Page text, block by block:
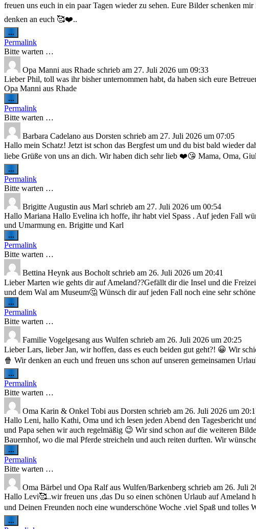
freuen uns euch in ein paar Tagen wieder zu sehen. Eure Bilder schenken
denken an euch 🥰❤️..
...
Metabox
ein-/ausblenden.
Permalink
Bitte warten …
Opa Manni aus Rhade schrieb am 27. Juli 2026 um 09:33
Lieber Phil, toll was ihr bisher unternommen habt, da haben sich eure
Opa Manni aus Rhade
...
Metabox
ein-/ausblenden.
Permalink
Bitte warten …
Barbara Cadelano aus Dorsten schrieb am 27. Juli 2026 um 07:05
Hallo mein Schatz! Jetzt ist schon das Bergfest um und du bist bald wieder
liebe Grüße von uns an dich. Wir haben dich sehr lieb ❤️😘 Mama, Oma,
...
Metabox
ein-/ausblenden.
Permalink
Bitte warten …
Brigitte Augustin aus Marl schrieb am 27. Juli 2026 um 00:54
Hallo Mariana Hallo Evelina ich hoffe, ihr habt viel Spass . Auf jeden Fall
und Umarmung en. Brigitte und Karl
...
Metabox
ein-/ausblenden.
Permalink
Bitte warten …
Bettina Heynk aus Bocholt schrieb am 26. Juli 2026 um 20:41
Lieber Marten wie gehts dir auf Ameland??Gefällt dir die Insel und die
und dem Wal am Museum🤔 Wünsch dir auf jeden Fall noch eine sehr
...
Metabox
ein-/ausblenden.
Permalink
Bitte warten …
Familie Vogelgesang aus Wulfen schrieb am 26. Juli 2026 um 20:25
Lieber Lars, lieber Jan, wir hoffen, dass es euch beiden gut geht?! 😀 Wir
🍿 Wir denken an euch und freuen uns schon auf unseren gemeinsamen
...
Metabox
ein-/ausblenden.
Permalink
Bitte warten …
Oma Karin & Onkel Tobi aus Dorsten schrieb am 26. Juli 2026 um
Hallo Leni, hallo Kathi, Oma und ich lesen jeden Abend den Tagesbericht
und Papa sehen wir auch regelmäßig 😉 Wir sind schon auf die weiteren
Bauernhof, wo die mal Pferde streicheln und auch reiten durften. Wir
...
Metabox
ein-/ausblenden.
Permalink
Bitte warten …
Oma Bärbel und Opa Ralfaus Wulfen/Barkenberg schrieb am 26. Juli
Hallo Levi🥰..wir freuen uns ,das Du so einen schönen Urlaub auf Ameland
und Deinen Freunden noch eine wunderschöne Woche .viel Spaß und
...